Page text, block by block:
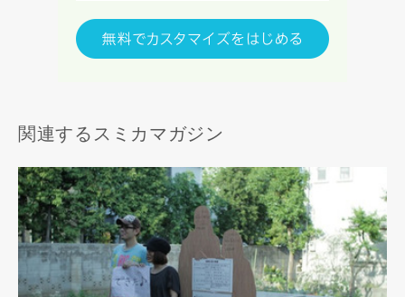
関連するスミカマガジン